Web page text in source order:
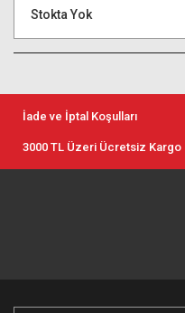
Stokta Yok
İade ve İptal Koşulları
3000 TL Üzeri Ücretsiz Kargo